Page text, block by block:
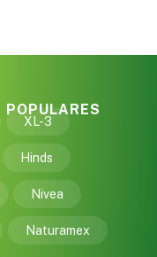
POPULARES
XL-3
Hinds
Nivea
Naturamex